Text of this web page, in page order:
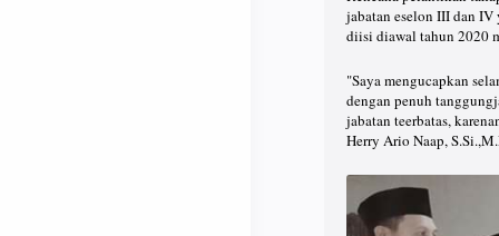
jabatan eselon III dan IV
diisi diawal tahun 2020
"Saya mengucapkan
dengan penuh
jabatan teerbatas,
Herry Ario Naap,